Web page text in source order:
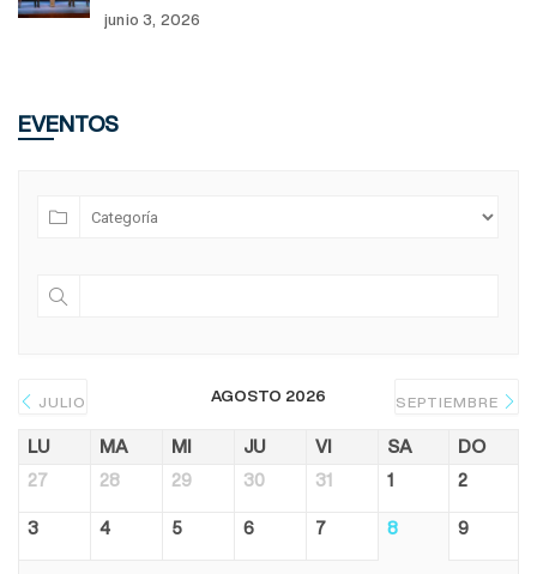
junio 3, 2026
EVENTOS
JULIO AGOSTO 2026 SEPTIEMBRE
LU MA MI JU VI SA DO
27 28 29 30 31 1 2
3 4 5 6 7 8 9